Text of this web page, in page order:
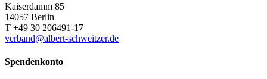
Kaiserdamm 85
14057 Berlin
T +49 30 206491-17
verband@albert-schweitzer.de
Spendenkonto